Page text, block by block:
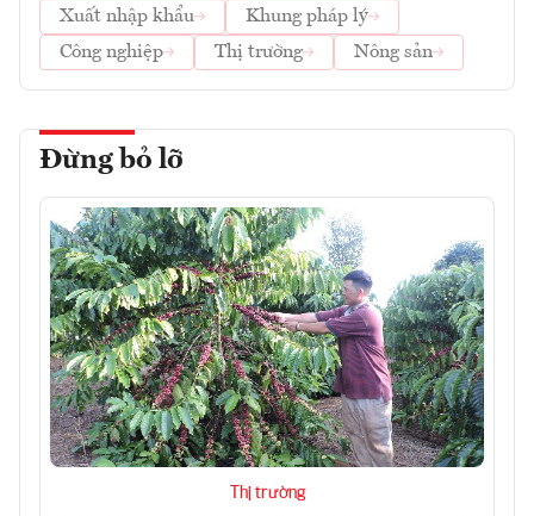
Xuất nhập khẩu
Khung pháp lý
Công nghiệp
Thị trường Nông sản
Đừng bỏ lỡ
Thị trường